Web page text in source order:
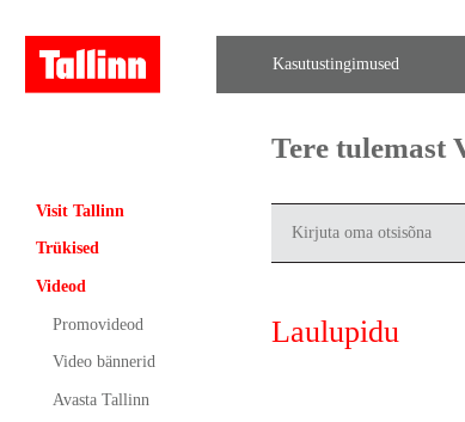
Kasutustingimused
Visit Tallinn
Trükised
Videod
Promovideod
Video bännerid
Avasta Tallinn
Tere tulemast
Laulupidu